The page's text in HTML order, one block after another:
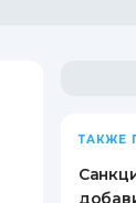
ТАКЖЕ